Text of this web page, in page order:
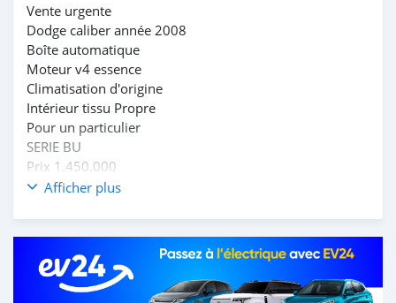
Vente urgente
Dodge caliber année 2008
Boîte automatique
Moteur v4 essence
Climatisation d'origine
Intérieur tissu Propre
Pour un particulier
SERIE BU
Prix 1.450.000
Tel 60976023
Afficher plus